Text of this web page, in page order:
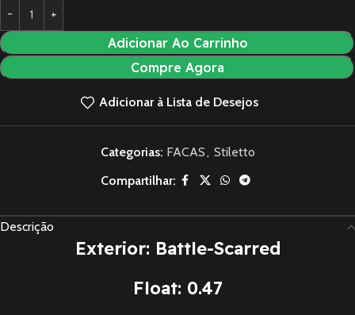
Adicionar Ao Carrinho
Compre Agora
Adicionar à Lista de Desejos
Categorias: FACAS, Stiletto
Compartilhar:
Descrição
Exterior: Battle-Scarred
Float: 0.47